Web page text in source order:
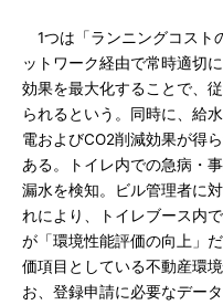
1つは「ランニングコスト
ットワーク経由で常時適切
効果を最大化することで、
られるという。同時に、給
電およびCO2削減効果が得
ある。トイレ内での急病・
漏水を検知。ビル管理者に
れにより、トイレブース内
が「環境性能評価の向上」
価項目としている不動産環
お、登録申請に必要なデー